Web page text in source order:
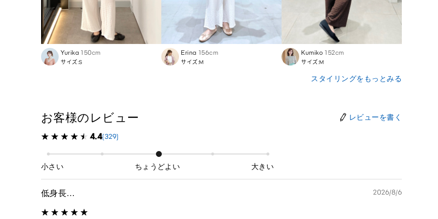
Yurika 150cm
サイズ:S
Erina 156cm
サイズ:M
Kumiko 152cm
サイズ:M
スタイリングをもっとみる
お客様のレビュー レビューを書く
4.4(329)
小さい ちょうどよい 大きい
低身長… 2026/8/6